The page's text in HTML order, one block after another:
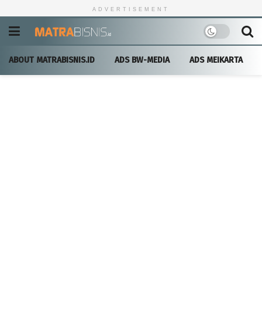
ADVERTISEMENT
ABOUT MATRABISNIS.ID ADS BW-MEDIA ADS MEIKARTA